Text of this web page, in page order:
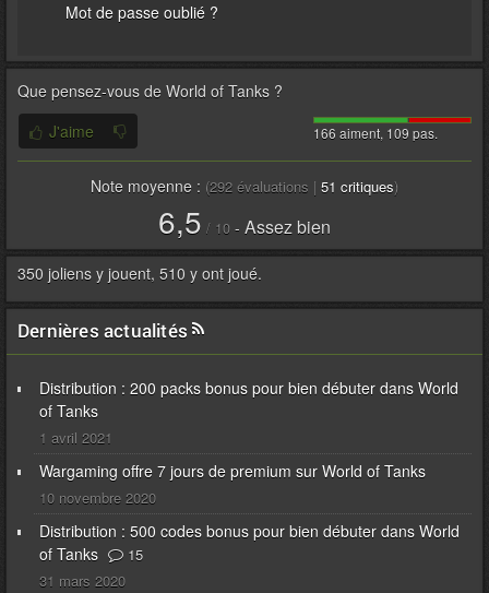
Mot de passe oublié ?
Que pensez-vous de World of Tanks ?
166 aiment, 109 pas.
J'aime
Note moyenne : (292 évaluations | 51 critiques)
6,5 / 10 - Assez bien
350 joliens y jouent, 510 y ont joué.
Dernières actualités
Distribution : 200 packs bonus pour bien débuter dans World
of Tanks
1 avril 2021
Wargaming offre 7 jours de premium sur World of Tanks
10 novembre 2020
Distribution : 500 codes bonus pour bien débuter dans World
of Tanks
15
31 mars 2020